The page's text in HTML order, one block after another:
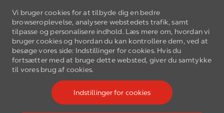
Vi bruger cookies for at tilbyde dig en bedre
browseroplevelse, analysere webstedets trafik, samt
tilpasse og personalisere indhold. Læs mere om, hvordan vi
bruger cookies og hvordan du kan kontrollere dem, ved at
besøge vores side: Indstillinger for cookies. Hvis du
fortsætter med at bruge dette websted, giver du samtykke
til vores brug af cookies.
Indstillinger for cookies
Gå til hovedmenu